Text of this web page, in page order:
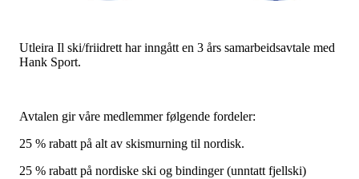
Utleira Il ski/friidrett har inngått en 3 års samarbeidsavtale med
Hank Sport.
Avtalen gir våre medlemmer følgende fordeler:
25 % rabatt på alt av skismurning til nordisk.
25 % rabatt på nordiske ski og bindinger (unntatt fjellski)